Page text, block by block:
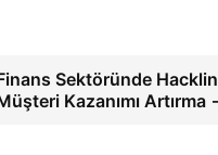
Sektöründe
Kazanımı Artırma